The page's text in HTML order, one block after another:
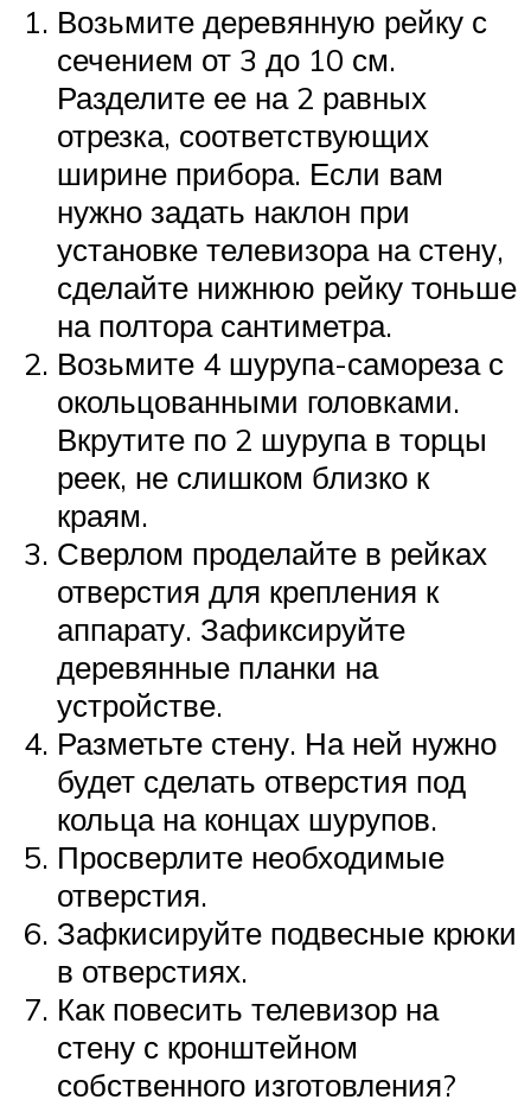
Возьмите деревянную рейку с
сечением от 3 до 10 см.
Разделите ее на 2 равных
отрезка, соответствующих
ширине прибора. Если вам
нужно задать наклон при
установке телевизора на стену,
сделайте нижнюю рейку тоньше
на полтора сантиметра.
Возьмите 4 шурупа-самореза с
окольцованными головками.
Вкрутите по 2 шурупа в торцы
реек, не слишком близко к
краям.
Сверлом проделайте в рейках
отверстия для крепления к
аппарату. Зафиксируйте
деревянные планки на
устройстве.
Разметьте стену. На ней нужно
будет сделать отверстия под
кольца на концах шурупов.
Просверлите необходимые
отверстия.
Зафкисируйте подвесные крюки
в отверстиях.
Как повесить телевизор на
стену с кронштейном
собственного изготовления?